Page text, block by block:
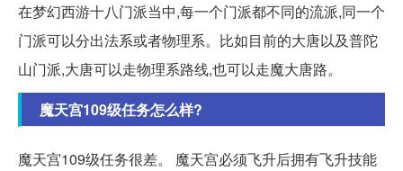
在梦幻西游十八门派当中,每一个门派都不同的流派,同一个
门派可以分出法系或者物理系。比如目前的大唐以及普陀
山门派,大唐可以走物理系路线,也可以走魔大唐路。
魔天宫109级任务怎么样?
魔天宫109级任务很差。 魔天宫必须飞升后拥有飞升技能